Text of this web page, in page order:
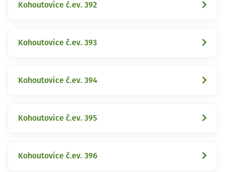
Kohoutovice č.ev. 392
Kohoutovice č.ev. 393
Kohoutovice č.ev. 394
Kohoutovice č.ev. 395
Kohoutovice č.ev. 396